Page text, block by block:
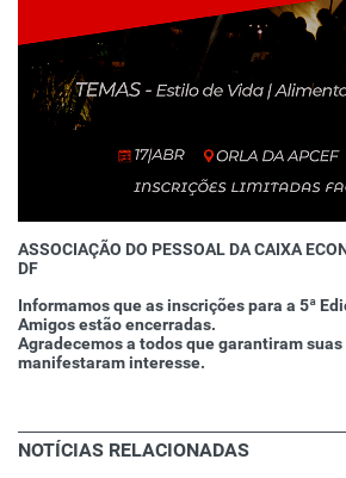
ASSOCIAÇÃO DO PESSOAL DA CAIXA
DF
Informamos que as inscrições para a 5ª
Amigos estão encerradas.
Agradecemos a todos que garantiram suas
manifestaram interesse.
NOTÍCIAS RELACIONADAS